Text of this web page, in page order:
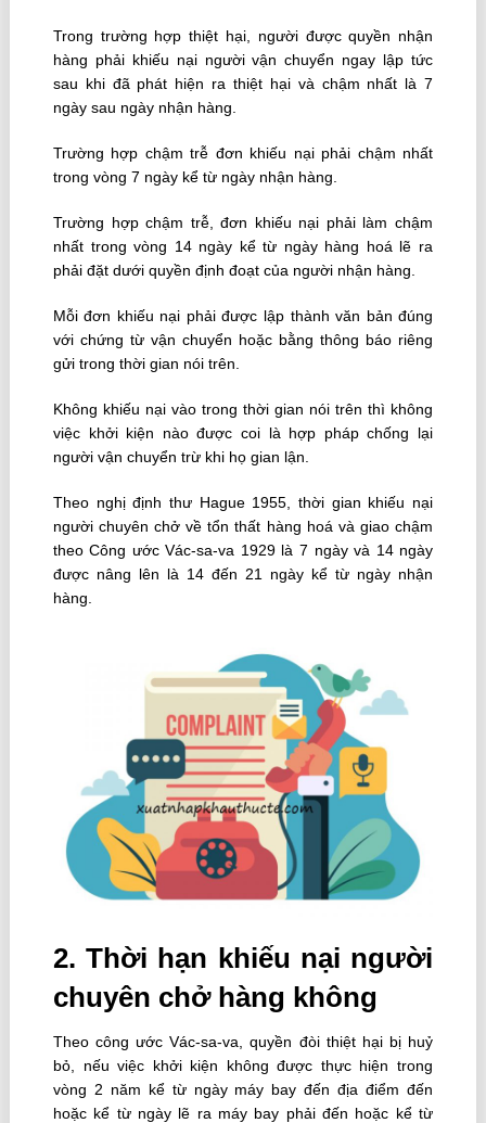
Trong trường hợp thiệt hại, người được quyền nhận
hàng phải khiếu nại người vận chuyển ngay lập tức
sau khi đã phát hiện ra thiệt hại và chậm nhất là 7
ngày sau ngày nhận hàng.
Trường hợp chậm trễ đơn khiếu nại phải chậm nhất
trong vòng 7 ngày kể từ ngày nhận hàng.
Trường hợp chậm trễ, đơn khiếu nại phải làm chậm
nhất trong vòng 14 ngày kể từ ngày hàng hoá lẽ ra
phải đặt dưới quyền định đoạt của người nhận hàng.
Mỗi đơn khiếu nại phải được lập thành văn bản đúng
với chứng từ vận chuyển hoặc bằng thông báo riêng
gửi trong thời gian nói trên.
Không khiếu nại vào trong thời gian nói trên thì không
việc khởi kiện nào được coi là hợp pháp chống lại
người vận chuyển trừ khi họ gian lận.
Theo nghị định thư Hague 1955, thời gian khiếu nại
người chuyên chở về tổn thất hàng hoá và giao chậm
theo Công ước Vác-sa-va 1929 là 7 ngày và 14 ngày
được nâng lên là 14 đến 21 ngày kể từ ngày nhận
hàng.
2. Thời hạn khiếu nại người
chuyên chở hàng không
Theo công ước Vác-sa-va, quyền đòi thiệt hại bị huỷ
bỏ, nếu việc khởi kiện không được thực hiện trong
vòng 2 năm kể từ ngày máy bay đến địa điểm đến
hoặc kể từ ngày lẽ ra máy bay phải đến hoặc kể từ